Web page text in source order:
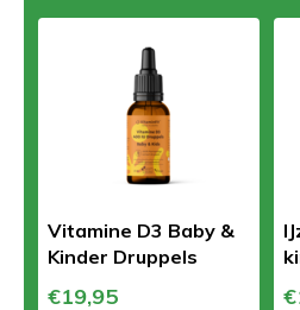
Vitamine D3 Baby &
Kinder Druppels
€19,95